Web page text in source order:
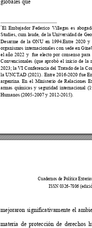
globales que
*El Embajador Federico Villegas es
Studies, cum laude, de la Universidad de
Desarme de la ONU en 1994.Entre 2020 y
organismos internacionales con sede en
el año 2022 y fue electo por consenso para
Convencionales (que aprobó el inicio de la
2023; la VI Conferencia del Tratado de la
la UNCTAD (2021). Entre 2016-2020 fue
argentina.
En el Ministerio de Relaciones
armas químicas y seguridad internacional
Humanos (2005-2007 y 2012-2015).
Cuadernos de Política
ISSN 0326-7806
mejoraron significativamente el
materia de protección de derechos